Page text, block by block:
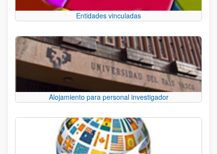
Entidades vinculadas
Alojamiento para personal investigador